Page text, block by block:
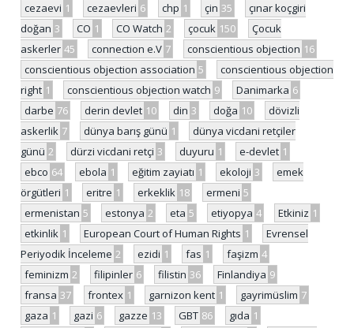
cezaevi 1 cezaevleri 6 chp 1 çin 35
çınar koçgiri
doğan 3 CO 1 CO Watch 2 çocuk 150
Çocuk
askerler 45 connection e.V 7 conscientious objection 16
conscientious objection association 5
conscientious objection
right 1 conscientious objection watch 9 Danimarka 6
darbe 76 derin devlet 10 din 3 doğa 10
dövizli
askerlik 7 dünya barış günü 1
dünya vicdani retçiler
günü 2 dürzi vicdani retçi 3 duyuru 1 e-devlet 1
ebco 64 ebola 1 eğitim zayiatı 1 ekoloji 3
emek
örgütleri 1 eritre 1 erkeklik 18 ermeni 5
ermenistan 5 estonya 2 eta 5 etiyopya 4 Etkiniz 1
etkinlik 1 European Court of Human Rights 1
Evrensel
Periyodik İnceleme 2 ezidi 1 fas 1 faşizm 4
feminizm 2 filipinler 6 filistin 36 Finlandiya 9
fransa 37 frontex 1 garnizon kent 1 gayrimüslim 7
gaza 1 gazi 6 gazze 13 GBT 86 gıda 1